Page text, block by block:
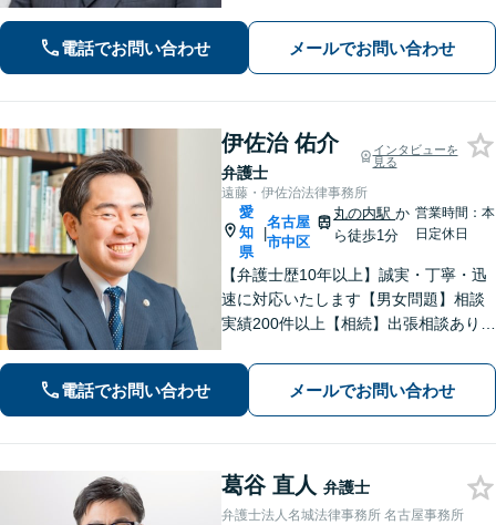
方ともに納得する解決を目指します
【離婚問題】他士業と連携し多角的な
電話でお問い合わせ メールでお問い合わせ
伊佐治 佑介
弁護士
インタビューを
見る
遠藤・伊佐治法律事務所
愛
知
県
|
名古屋
市中区
丸の内駅か
ら徒歩1分
営業時間：本
日定休日
【弁護士歴10年以上】誠実・丁寧・迅
速に対応いたします【男女問題】相談
実績200件以上【相続】出張相談あり
金・債務整理】累計相談200件以上！
【企業法務】スポット依頼から顧問契
約まで【丸の内駅2分】
電話でお問い合わせ メールでお問い合わせ
葛谷 直人 弁護士
弁護士法人名城法律事務所 名古屋事務所